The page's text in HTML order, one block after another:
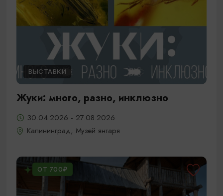
ВЫСТАВКИ
Жуки: много, разно, инклюзно
30.04.2026 - 27.08.2026
Калининград, Музей янтаря
ОТ 700₽